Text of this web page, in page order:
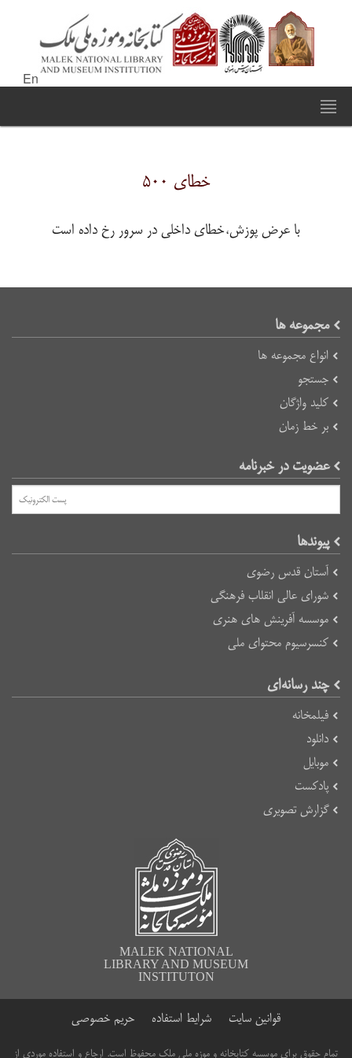
En
خطای ۵۰۰
با عرض پوزش،خطای داخلی در سرور رخ داده است
مجموعه ها
انواع مجموعه ها
جستجو
کلید واژگان
بر خط زمان
عضویت در خبرنامه
پیوند‌ها
آستان قدس رضوی
شورای عالی انقلاب فرهنگی
موسسه آفرینش های هنری
کنسرسیوم محتوای ملی
چند رسانه‌ای
فیلمخانه
دانلود
موبایل
پادکست
گزارش تصویری
MALEK NATIONAL
LIBRARY AND MUSEUM
INSTITUTON
قوانین سایت شرایط استفاده حریم خصوصی
تمام حقوق برای موسسه کتابخانه و موزه ملی ملک محفوظ است. ارجاع و استفاده موردی از